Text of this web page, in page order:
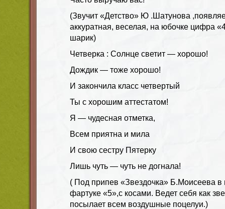
(Звучит «Детство» Ю .Шатунова
аккуратная, веселая, на юбочке цифра
шарик)
Четверка : Солнце светит — хорошо!
Дождик — тоже хорошо!
И закончила класс четвертый
Ты с хорошим аттестатом!
Я — чудесная отметка,
Всем приятна и мила
И свою сестру Пятерку
Лишь чуть — чуть не догнала!
( Под припев «Звездочка» Б.Моисеева
фартуке «5»,с косами. Ведет себя как
посылает всем воздушные поцелуи.)